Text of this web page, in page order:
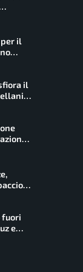
il
il
fuori
e